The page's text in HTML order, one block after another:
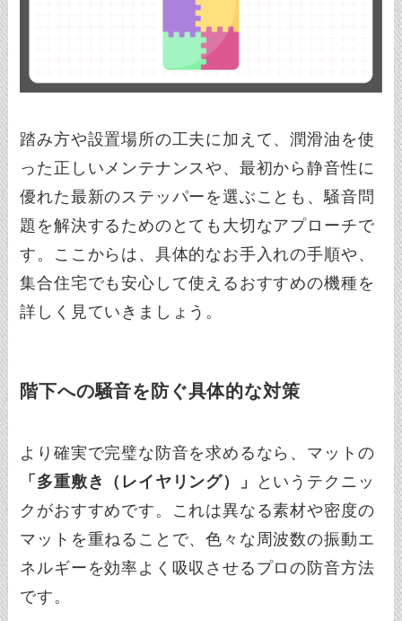
踏み方や設置場所の工夫に加えて、潤滑油を使
った正しいメンテナンスや、最初から静音性に
優れた最新のステッパーを選ぶことも、騒音問
題を解決するためのとても大切なアプローチで
す。ここからは、具体的なお手入れの手順や、
集合住宅でも安心して使えるおすすめの機種を
詳しく見ていきましょう。
階下への騒音を防ぐ具体的な対策
より確実で完璧な防音を求めるなら、マットの
「多重敷き（レイヤリング）」
というテクニッ
クがおすすめです。これは異なる素材や密度の
マットを重ねることで、色々な周波数の振動エ
ネルギーを効率よく吸収させるプロの防音方法
です。